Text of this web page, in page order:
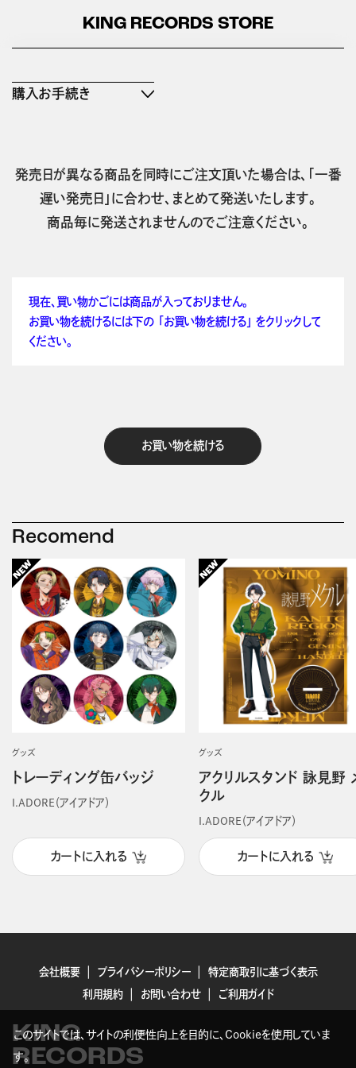
KING RECORDS STORE
購入お手続き
発売日が異なる商品を同時にご注文頂いた場合は、「一番
遅い発売日」に合わせ、まとめて発送いたします。
商品毎に発送されませんのでご注意ください。
現在、買い物かごには商品が入っておりません。
お買い物を続けるには下の 「お買い物を続ける」 をクリックして
ください。
お買い物を続ける
Recomend
グッズ
トレーディング缶バッジ
I.ADORE（アイアドア）
カートに入れる
グッズ
アクリルスタンド 詠見野
クル
I.ADORE（アイアドア）
カートに入れる
会社概要 プライバシーポリシー
特定商取引に基づく表示
利用規約
お問い合わせ ご利用ガイド
KING
RECORDS
このサイトでは、サイトの利便性向上を目的に、Cookieを使用していま
す。